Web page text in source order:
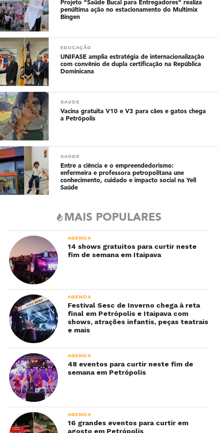
Projeto “Saúde Bucal para Entregadores” realiza
penúltima ação no estacionamento do Multimix
Bingen
EDUCAÇÃO
UNIFASE amplia estratégia de internacionalização
com convênio de dupla certificação na República
Dominicana
SAÚDE
Vacina gratuita V10 e V3 para cães e gatos chega
a Petrópolis
SAÚDE
Entre a ciência e o empreendedorismo:
enfermeira e professora petropolitana une
conhecimento, cuidado e impacto social na Yell
Saúde
MAIS POPULARES
AGENDA
14 shows gratuitos para curtir neste
fim de semana em Itaipava
AGENDA
Festival Sesc de Inverno chega à reta
final em Petrópolis e Itaipava com
shows, atrações infantis, peças teatrais
e mais
AGENDA
48 eventos para curtir neste fim de
semana em Petrópolis
AGENDA
16 grandes eventos para curtir em
agosto em Petrópolis